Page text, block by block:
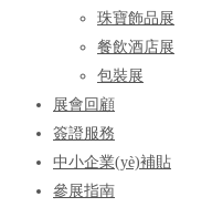
珠寶飾品展
餐飲酒店展
包裝展
展會回顧
簽證服務
中小企業(yè)補貼
參展指南